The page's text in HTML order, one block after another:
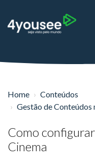
Home
Conteúdos
Gestão de Conteúdos
Como
Cinema